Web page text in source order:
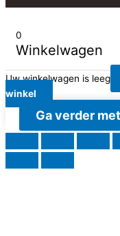
0
Winkelwagen
Uw winkelwagen is leeg
winkel
Ga verder